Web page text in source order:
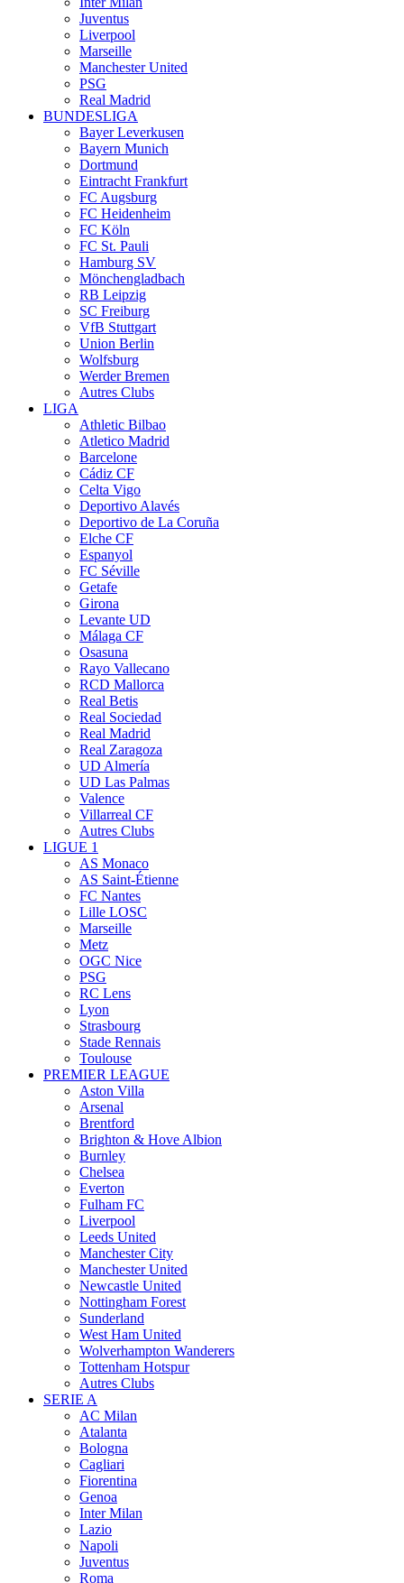
Juventus
Liverpool
Marseille
Manchester United
PSG
Real Madrid
BUNDESLIGA
Bayer Leverkusen
Bayern Munich
Dortmund
Eintracht Frankfurt
FC Augsburg
FC Heidenheim
FC Köln
FC St. Pauli
Hamburg SV
Mönchengladbach
RB Leipzig
SC Freiburg
VfB Stuttgart
Union Berlin
Wolfsburg
Werder Bremen
Autres Clubs
LIGA
Athletic Bilbao
Atletico Madrid
Barcelone
Cádiz CF
Celta Vigo
Deportivo Alavés
Deportivo de La Coruña
Elche CF
Espanyol
FC Séville
Getafe
Girona
Levante UD
Málaga CF
Osasuna
Rayo Vallecano
RCD Mallorca
Real Betis
Real Sociedad
Real Madrid
Real Zaragoza
UD Almería
UD Las Palmas
Valence
Villarreal CF
Autres Clubs
LIGUE 1
AS Monaco
AS Saint-Étienne
FC Nantes
Lille LOSC
Marseille
Metz
OGC Nice
PSG
RC Lens
Lyon
Strasbourg
Stade Rennais
Toulouse
PREMIER LEAGUE
Aston Villa
Arsenal
Brentford
Brighton & Hove Albion
Burnley
Chelsea
Everton
Fulham FC
Liverpool
Leeds United
Manchester City
Manchester United
Newcastle United
Nottingham Forest
Sunderland
West Ham United
Wolverhampton Wanderers
Tottenham Hotspur
Autres Clubs
SERIE A
AC Milan
Atalanta
Bologna
Cagliari
Fiorentina
Genoa
Inter Milan
Lazio
Napoli
Juventus
Roma